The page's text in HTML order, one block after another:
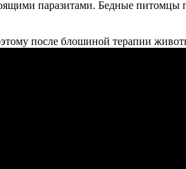
паразитами. Бедные питомцы
после блошиной терапии